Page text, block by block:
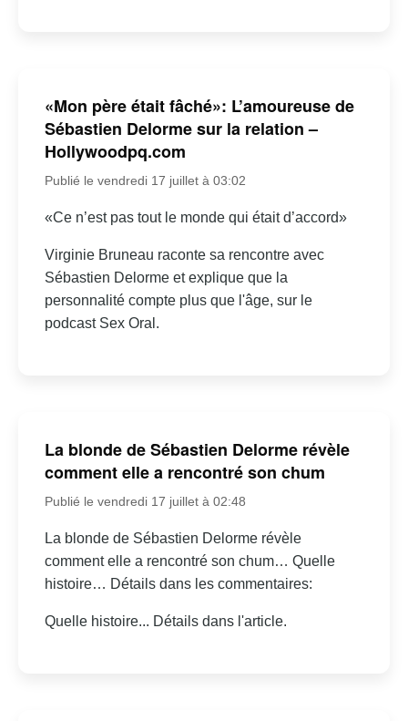
«Mon père était fâché»: L’amoureuse de
Sébastien Delorme sur la relation –
Hollywoodpq.com
Publié le vendredi 17 juillet à 03:02
«Ce n’est pas tout le monde qui était d’accord»
Virginie Bruneau raconte sa rencontre avec
Sébastien Delorme et explique que la
personnalité compte plus que l'âge, sur le
podcast Sex Oral.
La blonde de Sébastien Delorme révèle
comment elle a rencontré son chum
Publié le vendredi 17 juillet à 02:48
La blonde de Sébastien Delorme révèle
comment elle a rencontré son chum… Quelle
histoire… Détails dans les commentaires:
Quelle histoire... Détails dans l'article.